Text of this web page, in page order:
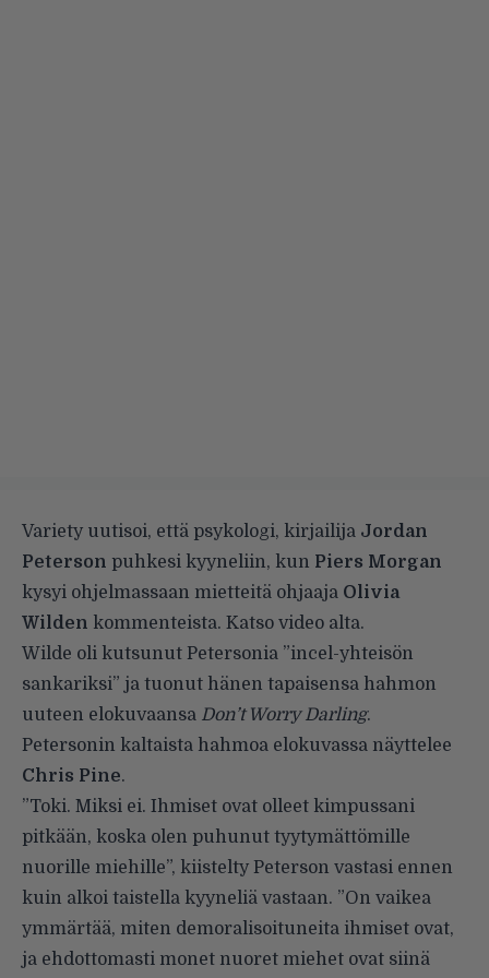
Variety uutisoi, että psykologi, kirjailija Jordan
Peterson puhkesi kyyneliin, kun Piers Morgan
kysyi ohjelmassaan mietteitä ohjaaja Olivia
Wilden kommenteista. Katso video alta.
Wilde oli kutsunut Petersonia ”incel-yhteisön
sankariksi” ja tuonut hänen tapaisensa hahmon
uuteen elokuvaansa Don’t Worry Darling.
Petersonin kaltaista hahmoa elokuvassa näyttelee
Chris Pine.
”Toki. Miksi ei. Ihmiset ovat olleet kimpussani
pitkään, koska olen puhunut tyytymättömille
nuorille miehille”, kiistelty Peterson vastasi ennen
kuin alkoi taistella kyyneliä vastaan. ”On vaikea
ymmärtää, miten demoralisoituneita ihmiset ovat,
ja ehdottomasti monet nuoret miehet ovat siinä